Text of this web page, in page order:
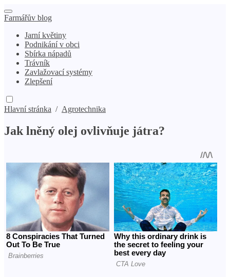
Farmářův blog
Jarní květiny
Podnikání v obci
Sbírka nápadů
Trávník
Zavlažovací systémy
Zlepšení
Hlavní stránka / Agrotechnika
Jak lněný olej ovlivňuje játra?